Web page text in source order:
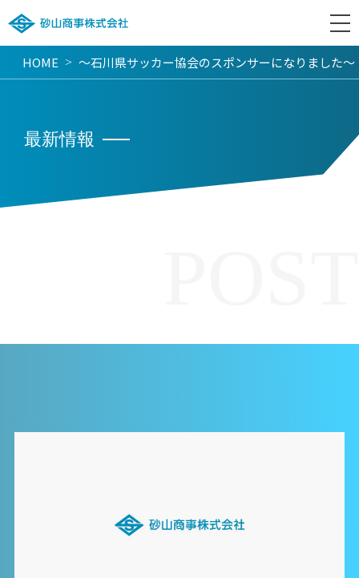
HOME > ～石川県サッカー協会のスポンサーになりました～
最新情報